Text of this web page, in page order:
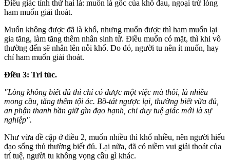
Ðiều giác tỉnh thứ hai là: muốn là gốc của khổ đau, ngoại trừ lòng
ham muốn giải thoát.
Muốn không được đã là khổ, nhưng muốn được thì ham muốn lại
gia tăng, làm tăng thêm nhân sinh tử. Ðiều muốn có mặt, thì khi vô
thường đến sẽ nhân lên nỗi khổ. Do đó, người tu nên ít muốn, hay
chỉ ham muốn giải thoát.
Ðiều 3: Tri túc.
"Lòng không biết đủ thì chỉ có được một việc mà thôi, là nhiều
mong cầu, tăng thêm tội ác. Bồ-tát ngược lại, thường biết vừa đủ,
an phận thanh bần giữ gìn đạo hạnh, chỉ duy tuệ giác mới là sự
nghiệp".
Như vừa đề cập ở điều 2, muốn nhiều thì khổ nhiều, nên người hiểu
đạo sống thủ thường biết đủ. Lại nữa, đã có niềm vui giải thoát của
trí tuệ, người tu không vọng cầu gì khác.